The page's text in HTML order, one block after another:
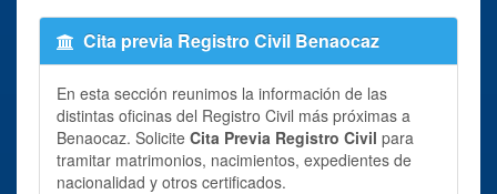
Cita previa Registro Civil Benaocaz
En esta sección reunimos la información de las
distintas oficinas del Registro Civil más próximas a
Benaocaz. Solicite Cita Previa Registro Civil para
tramitar matrimonios, nacimientos, expedientes de
nacionalidad y otros certificados.